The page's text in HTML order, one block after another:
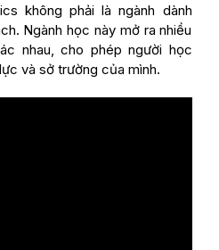
không phải là ngành dành
Ngành học này mở ra nhiều
nhau, cho phép người học
và sở trường của mình.